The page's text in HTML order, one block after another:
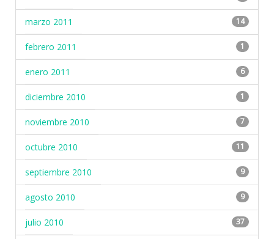
marzo 2011 14
febrero 2011 1
enero 2011 6
diciembre 2010 1
noviembre 2010 7
octubre 2010 11
septiembre 2010 9
agosto 2010 9
julio 2010 37